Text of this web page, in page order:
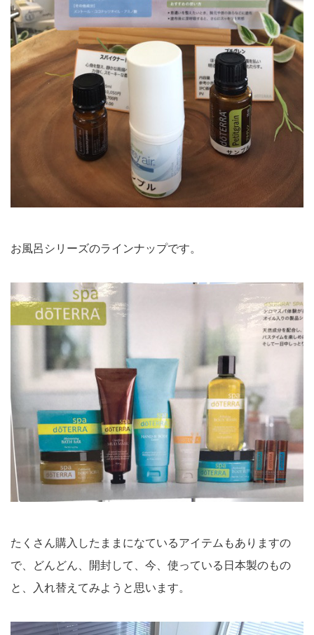
お風呂シリーズのラインナップです。
たくさん購入したままになているアイテムもありますの
で、どんどん、開封して、今、使っている日本製のもの
と、入れ替えてみようと思います。